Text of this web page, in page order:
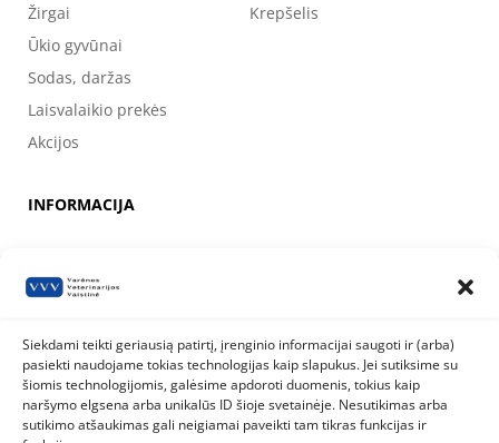
Siekdami teikti geriausią patirtį, įrenginio informacijai saugoti ir (arba)
pasiekti naudojame tokias technologijas kaip slapukus. Jei sutiksime su
šiomis technologijomis, galėsime apdoroti duomenis, tokius kaip
naršymo elgsena arba unikalūs ID šioje svetainėje. Nesutikimas arba
sutikimo atšaukimas gali neigiamai paveikti tam tikras funkcijas ir
Žirgai
Ūkio gyvūnai
Sodas, daržas
Laisvalaikio prekės
Akcijos
Krepšelis
INFORMACIJA
Kontaktai
Valstybinė maisto ir veterinarijos tarnyba
Siesikų g. 19 LT-07170 Vilnius
8 800 40 403
www.vmvt.lt